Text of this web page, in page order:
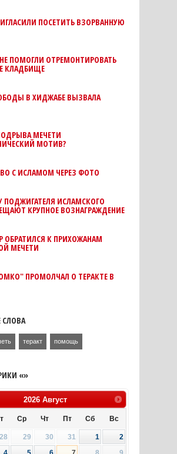
ПОСЕТИТЬ ВЗОРВАННУЮ
ПОМОГЛИ ОТРЕМОНТИРОВАТЬ
КЛАДБИЩЕ
В ХИДЖАБЕ ВЫЗВАЛА
МЕЧЕТИ
МОТИВ?
С ИСЛАМОМ ЧЕРЕЗ ФОТО
ПОДЖИГАТЕЛЯ ИСЛАМСКОГО
КРУПНОЕ ВОЗНАГРАЖДЕНИЕ
ОБРАТИЛСЯ К ПРИХОЖАНАМ
МЕЧЕТИ
ПРОМОЛЧАЛ О ТЕРАКТЕ В
теракт помощь
«»
2026 Август
Ср Чт Пт Сб Вс
28 29 30 31 1
2